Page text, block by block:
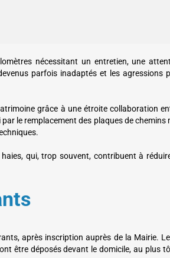
nécessitant un entretien, une
parfois inadaptés et les agressions
grâce à une étroite collaboration
le remplacement des plaques de
qui, trop souvent, contribuent à
après inscription auprès de la Mairie.
être déposés devant le domicile, au plus